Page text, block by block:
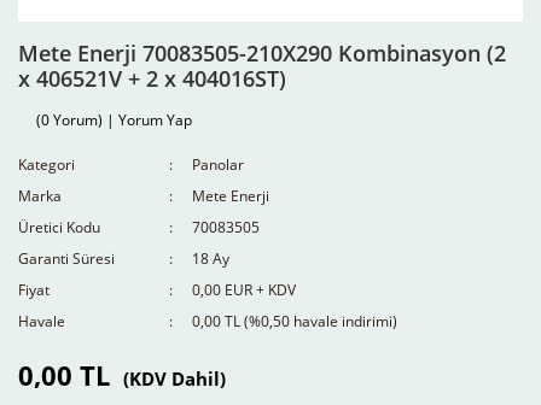
Mete Enerji 70083505-210X290 Kombinasyon (2
x 406521V + 2 x 404016ST)
(0 Yorum) | Yorum Yap
Kategori
Panolar
Marka
Mete Enerji
Üretici Kodu
70083505
Garanti Süresi
18 Ay
Fiyat
0,00 EUR + KDV
Havale
0,00 TL (%0,50 havale indirimi)
0,00 TL (KDV Dahil)